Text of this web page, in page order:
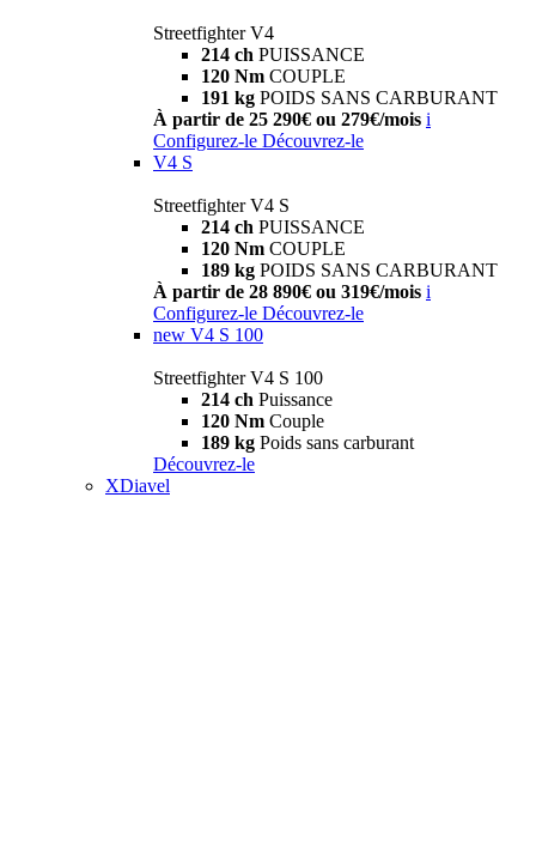
Streetfighter V4
214 ch PUISSANCE
120 Nm COUPLE
191 kg POIDS SANS CARBURANT
À partir de 25 290€ ou 279€/mois i
Configurez-le Découvrez-le
V4 S
Streetfighter V4 S
214 ch PUISSANCE
120 Nm COUPLE
189 kg POIDS SANS CARBURANT
À partir de 28 890€ ou 319€/mois i
Configurez-le Découvrez-le
new V4 S 100
Streetfighter V4 S 100
214 ch Puissance
120 Nm Couple
189 kg Poids sans carburant
Découvrez-le
XDiavel